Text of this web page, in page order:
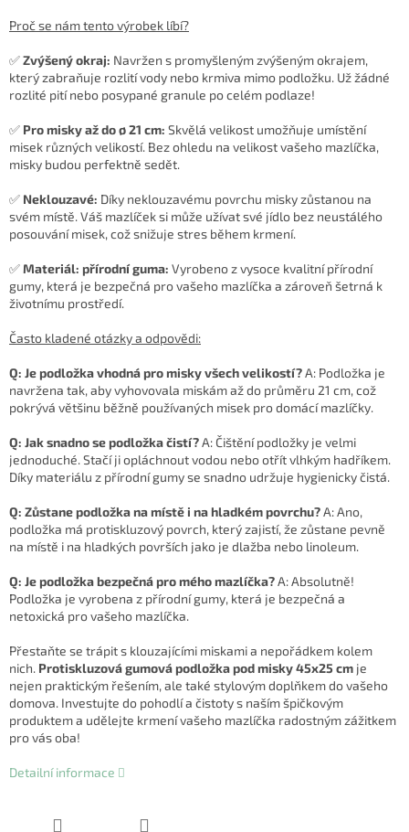
Proč se nám tento výrobek líbí?
✅Zvýšený okraj: Navržen s promyšleným zvýšeným okrajem,
který zabraňuje rozlití vody nebo krmiva mimo podložku. Už žádné
rozlité pití nebo posypané granule po celém podlaze!
✅ Pro misky až do ø 21 cm: Skvělá velikost umožňuje umístění
misek různých velikostí. Bez ohledu na velikost vašeho mazlíčka,
misky budou perfektně sedět.
✅ Neklouzavé: Díky neklouzavému povrchu misky zůstanou na
svém místě. Váš mazlíček si může užívat své jídlo bez neustálého
posouvání misek, což snižuje stres během krmení.
✅Materiál: přírodní guma: Vyrobeno z vysoce kvalitní přírodní
gumy, která je bezpečná pro vašeho mazlíčka a zároveň šetrná k
životnímu prostředí.
Často kladené otázky a odpovědi:
Q: Je podložka vhodná pro misky všech velikostí?A: Podložka je
navržena tak, aby vyhovovala miskám až do průměru 21 cm, což
pokrývá většinu běžně používaných misek pro domácí mazlíčky.
Q: Jak snadno se podložka čistí?A: Čištění podložky je velmi
jednoduché. Stačí ji opláchnout vodou nebo otřít vlhkým hadříkem.
Díky materiálu z přírodní gumy se snadno udržuje hygienicky čistá.
Q: Zůstane podložka na místě i na hladkém povrchu?A: Ano,
podložka má protiskluzový povrch, který zajistí, že zůstane pevně
na místě i na hladkých površích jako je dlažba nebo linoleum.
Q: Je podložka bezpečná pro mého mazlíčka?A: Absolutně!
Podložka je vyrobena z přírodní gumy, která je bezpečná a
netoxická pro vašeho mazlíčka.
Přestaňte se trápit s klouzajícími miskami a nepořádkem kolem
nich. Protiskluzová gumová podložka pod misky 45x25 cm je
nejen praktickým řešením, ale také stylovým doplňkem do vašeho
domova. Investujte do pohodlí a čistoty s naším špičkovým
produktem a udělejte krmení vašeho mazlíčka radostným zážitkem
pro vás oba!
Detailní informace